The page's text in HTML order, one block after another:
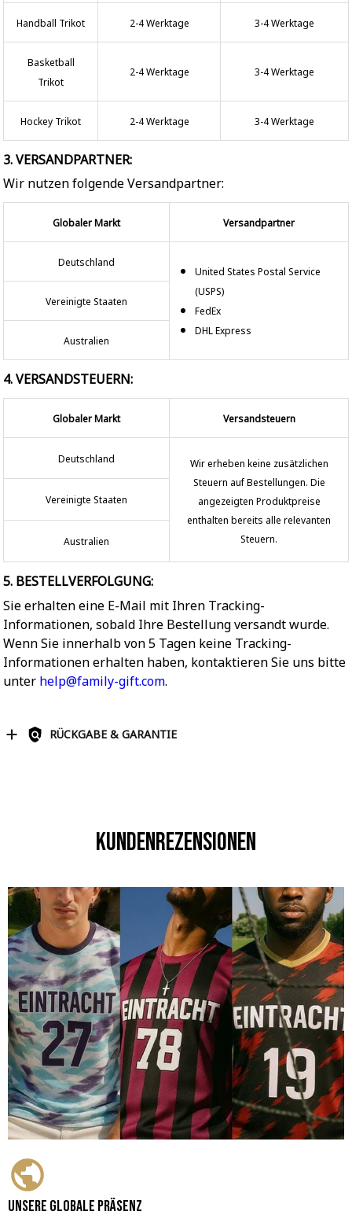
Handball Trikot 2-4 Werktage 3-4 Werktage
Basketball
Trikot
2-4 Werktage 3-4 Werktage
Hockey Trikot 2-4 Werktage 3-4 Werktage
3. VERSANDPARTNER:
Wir nutzen folgende Versandpartner:
Globaler Markt Versandpartner
Deutschland
United States Postal Service
(USPS)
FedEx
DHL Express
Vereinigte Staaten
Australien
4. VERSANDSTEUERN:
Globaler Markt Versandsteuern
Deutschland
Wir erheben keine zusätzlichen
Steuern auf Bestellungen. Die
angezeigten Produktpreise
enthalten bereits alle relevanten
Steuern.
Vereinigte Staaten
Australien
5. BESTELLVERFOLGUNG:
Sie erhalten eine E-Mail mit Ihren Tracking-
Informationen, sobald Ihre Bestellung versandt wurde.
Wenn Sie innerhalb von 5 Tagen keine Tracking-
Informationen erhalten haben, kontaktieren Sie uns bitte
unter help@family-gift.com.
RÜCKGABE & GARANTIE
Kundenrezensionen
Unsere globale Präsenz